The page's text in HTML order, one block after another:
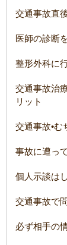
交通事故直
医師の診断
整形外科に
交通事故治
リット
交通事故•む
事故に遭っ
個人示談は
交通事故で
必ず相手の